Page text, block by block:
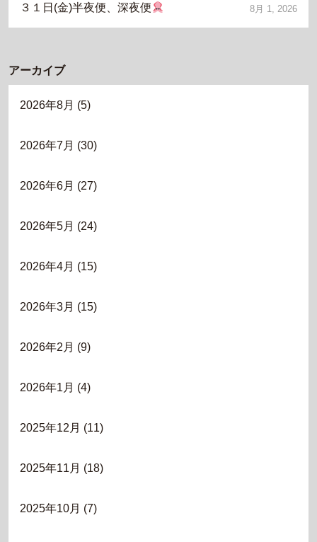
３１日(金)半夜便、深夜便 8月 1, 2026
アーカイブ
2026年8月 (5)
2026年7月 (30)
2026年6月 (27)
2026年5月 (24)
2026年4月 (15)
2026年3月 (15)
2026年2月 (9)
2026年1月 (4)
2025年12月 (11)
2025年11月 (18)
2025年10月 (7)